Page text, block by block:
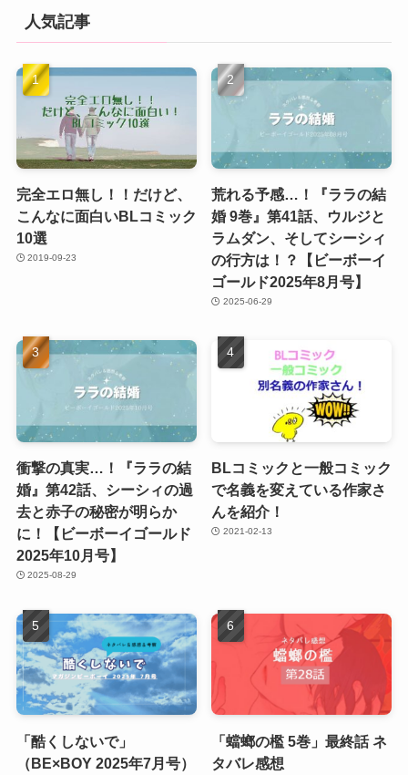
人気記事
完全エロ無し！！だけど、
こんなに面白いBLコミック
10選
2019-09-23
荒れる予感…！『ララの結
婚 9巻』第41話、ウルジと
ラムダン、そしてシーシィ
の行方は！？【ビーボーイ
ゴールド2025年8月号】
2025-06-29
衝撃の真実…！『ララの結
婚』第42話、シーシィの過
去と赤子の秘密が明らか
に！【ビーボーイゴールド
2025年10月号】
2025-08-29
BLコミックと一般コミック
で名義を変えている作家さ
んを紹介！
2021-02-13
「酷くしないで」
（BE×BOY 2025年7月号）
「蟷螂の檻 5巻」最終話 ネ
タバレ感想